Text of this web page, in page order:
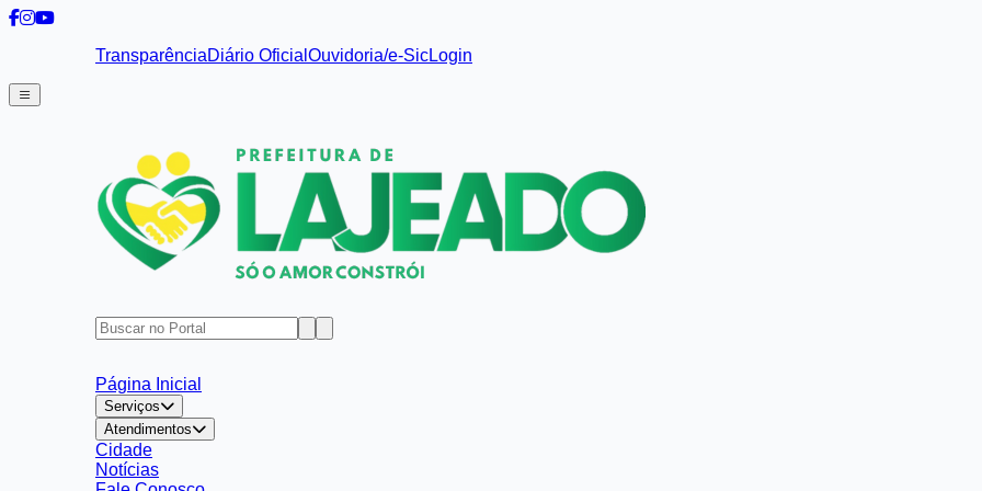
TransparênciaDiário Oficial Ouvidoria/e-SicLogin
Página Inicial
Serviços
Atendimentos
Cidade
Notícias